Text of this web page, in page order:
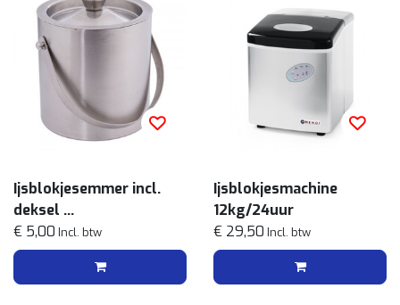
Ijsblokjesemmer incl.
deksel
rvs
€ 5,00 Incl. btw
Ijsblokjesmachine
12kg/24uur
€ 29,50 Incl. btw